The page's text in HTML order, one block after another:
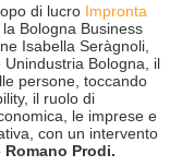
di lucro Impronta
la Bologna Business
Isabella Seràgnoli,
Bologna, il
persone, toccando
il ruolo di
le imprese e
con un intervento
Romano Prodi.